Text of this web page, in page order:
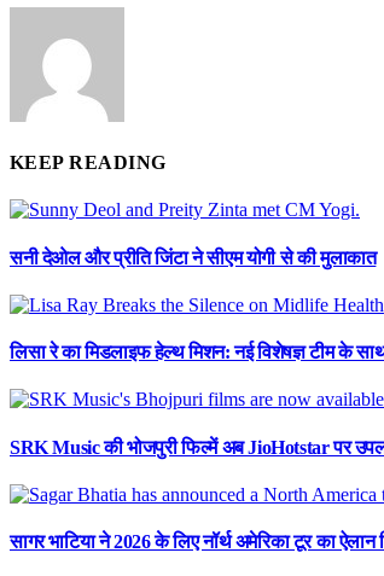
KEEP READING
सनी देओल और प्रीति जिंटा ने सीएम योगी से की मुलाकात
लिसा रे का मिडलाइफ हेल्थ मिशन: नई विशेषज्ञ टीम के
SRK Music की भोजपुरी फिल्में अब JioHotstar पर
सागर भाटिया ने 2026 के लिए नॉर्थ अमेरिका टूर का ऐलान